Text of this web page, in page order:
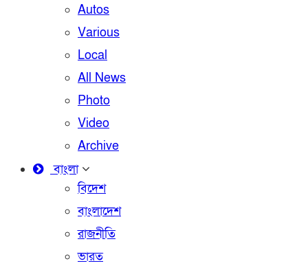
Autos
Various
Local
All News
Photo
Video
Archive
বাংলা
বিদেশ
বাংলাদেশ
রাজনীতি
ভারত